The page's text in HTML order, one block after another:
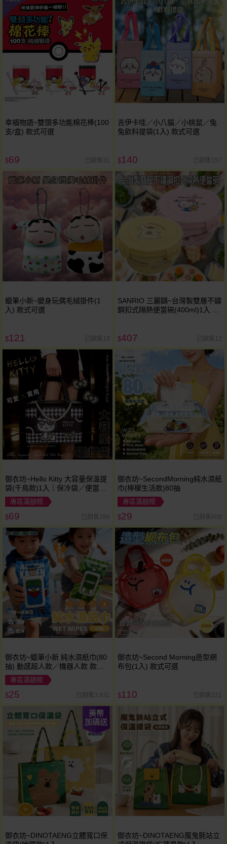
幸福物語~雙頭多功能棉花棒(100
支/盒) 款式可選
$69 已銷售31
吉伊卡哇／小八貓／小桃鼠／兔
兔飲料提袋(1入) 款式可選
$140 已銷售157
蠟筆小新~變身玩偶毛絨掛件(1
入) 款式可選
$121 已銷售19
SANRIO 三麗鷗~台灣製雙層不鏽
鋼扣式隔熱便當碗(400ml)1入 款
$407 已銷售12
御衣坊~Hello Kitty 大容量保溫提
袋(千鳥款)1入｜保冷袋／便當袋
／野餐袋／三麗鷗保冷袋
專區滿額贈
$69 已銷售286
御衣坊~SecondMorning純水濕紙
巾(檸檬生活款)80抽
專區滿額贈
$29 已銷售606
御衣坊~蠟筆小新 純水濕紙巾(80
抽) 動感超人款／機器人款 款式
可選
專區滿額贈
$25 已銷售3,931
御衣坊~Second Morning造型網
布包(1入) 款式可選
$110 已銷售221
美幣
加碼送
御衣坊~DINOTAENG立體寬口保
御衣坊~DINOTAENG魔鬼氈站立